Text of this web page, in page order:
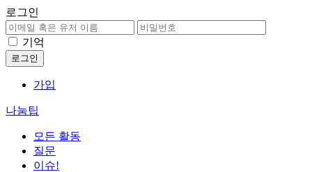
로그인
기억
가입
나눔팁
모든 활동
질문
이슈!